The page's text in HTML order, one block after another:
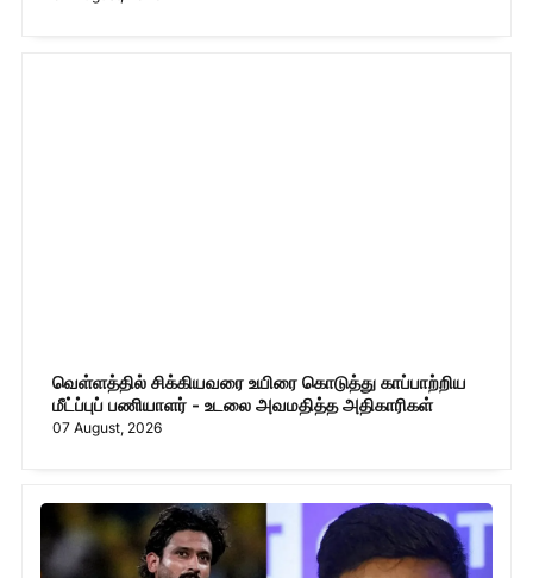
வெள்ளத்தில் சிக்கியவரை உயிரை கொடுத்து காப்பாற்றிய
மீட்ப்புப் பணியாளர் - உடலை அவமதித்த அதிகாரிகள்
07 August, 2026